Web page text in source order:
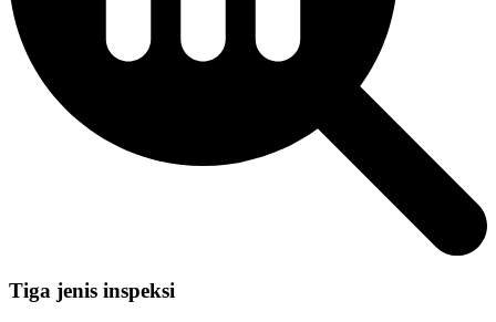
Tiga jenis inspeksi